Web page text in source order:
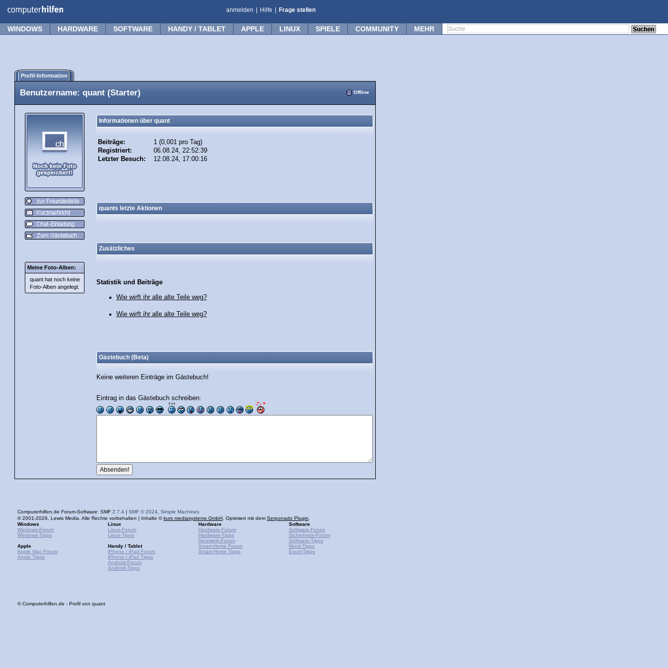
anmelden Hilfe Frage stellen
WINDOWS HARDWARE SOFTWARE HANDY / TABLET APPLE LINUX SPIELE COMMUNITY MEHR
Profil-Information
Benutzername: quant (Starter) Offline
Meine Foto-Alben:
quant hat noch keine
Foto-Alben angelegt.
Informationen über quant
Beiträge:
1 (0,001 pro Tag)
Registriert:
06.08.24, 22:52:39
Letzter Besuch:
12.08.24, 17:00:16
quants letzte Aktionen
Zusätzliches
Statistik und Beiträge
Wie wirft ihr alle alte Teile weg?
Wie wirft ihr alle alte Teile weg?
Gästebuch (Beta)
Keine weiteren Einträge im Gästebuch!
Eintrag in das Gästebuch schreiben:
Computerhilfen.de Forum-Software: SMF 2.7.4 | SMF © 2024 Simple Machines
© 2001-2026, Lewis Media. Alle Rechte vorbehalten | Inhalte ©kurs mediasystems GmbH . Optimiert mit dem Serponado Plugin
Windows
Windows-Forum
Windows-Tipps
Apple
Apple Mac Forum
Apple Tipps
Linux
Linux-Forum
Linux-Tipps
Handy / Tablet
iPhone / iPad Forum
iPhone / iPad Tipps
Android-Forum
Android-Tipps
Hardware
Hardware-Forum
Hardware-Tipps
Netzwerk-Forum
Smart-Home Forum
Smart-Home Tipps
Software
Software-Forum
Sicherheits-Forum
Software-Tipps
Word-Tipps
Excel-Tipps
© Computerhilfen.de - Profil von quant